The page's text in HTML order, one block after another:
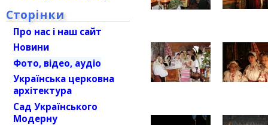
Сторінки
Про нас і наш сайт
Новини
Фото, відео, аудіо
Українська церковна
архітектура
Сад Українського
Модерну